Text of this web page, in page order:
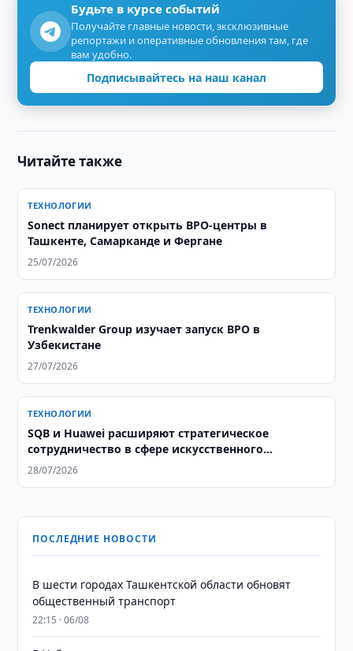
Будьте в курсе событий
Получайте главные новости, эксклюзивные
репортажи и оперативные обновления там, где
вам удобно.
Подписывайтесь на наш канал
Читайте также
ТЕХНОЛОГИИ
Sonect планирует открыть BPO-центры в
Ташкенте, Самарканде и Фергане
25/07/2026
ТЕХНОЛОГИИ
Trenkwalder Group изучает запуск BPO в
Узбекистане
27/07/2026
ТЕХНОЛОГИИ
SQB и Huawei расширяют стратегическое
сотрудничество в сфере искусственного
интеллекта
28/07/2026
ПОСЛЕДНИЕ НОВОСТИ
В шести городах Ташкентской области обновят
общественный транспорт
22:15 · 06/08